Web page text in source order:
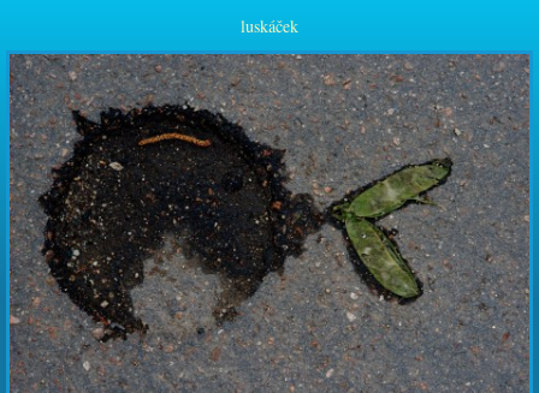
luskáček